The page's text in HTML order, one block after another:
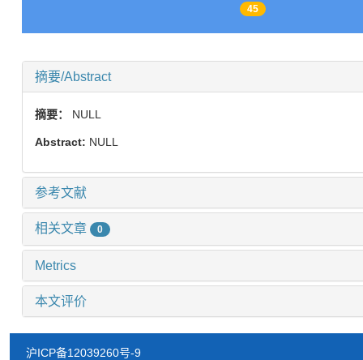
45
摘要/Abstract
摘要： NULL
Abstract: NULL
参考文献
相关文章 0
Metrics
本文评价
沪ICP备12039260号-9